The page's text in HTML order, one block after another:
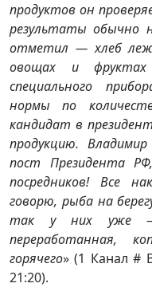
продуктов он
результаты обычно
отметил — хлеб
овощах и
специального
нормы по
кандидат в
продукцию.
пост Президента
посредников! Все
говорю, рыба на
так у них уже
переработанная,
горячего» (1 Канал #
21:20).